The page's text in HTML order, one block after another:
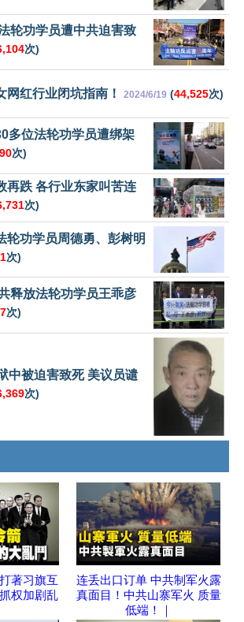
轮功学员遭中共迫害致
次)
网红行业闭坑指南！ 2024/6/19 (44,525次)
多位法轮功学员遭绑架
次)
再跌 各行业东家叫苦连
次)
轮功学员周德勇、彭树明
次)
释放法轮功学员王乖彦
次)
中被迫害致死 美议员谴
次)
著习旗互
权加剧乱
连丢出口订单 中共制军火露
真面目！中共山寨军火 质量
低端！｜